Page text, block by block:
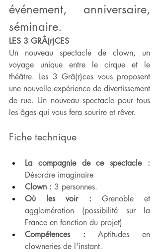
événement, anniversaire,
séminaire.
LES 3 GRÂ(r)CES
Un nouveau spectacle de clown, un
voyage unique entre le cirque et le
théâtre. Les 3 Grâ(r)ces vous proposent
une nouvelle expérience de divertissement
de rue. Un nouveau spectacle pour tous
les âges qui vous fera sourire et rêver.
Fiche technique
La compagnie de ce spectacle :
Désordre imaginaire
Clown : 3 personnes.
Où les voir : Grenoble et
agglomération (possibilité sur la
France en fonction du projet)
Compétences : Aptitudes en
clowneries de l'instant.